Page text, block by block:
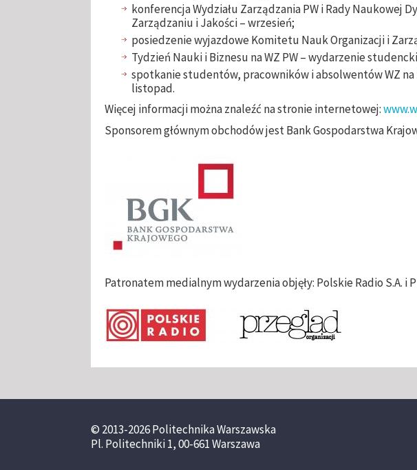
konferencja Wydziału Zarządzania PW i Rady Naukowej
Zarządzaniu i Jakości – wrzesień;
posiedzenie wyjazdowe Komitetu Nauk Organizacji i
Tydzień Nauki i Biznesu na WZ PW – wydarzenie
spotkanie studentów, pracowników i absolwentów WZ
listopad.
Więcej informacji można znaleźć na stronie internetowej:
Sponsorem głównym obchodów jest Bank Gospodarstwa
Patronatem medialnym wydarzenia objęły: Polskie Radio S.A. i
© 2013-2026 Politechnika Warszawska
Pl. Politechniki 1, 00-661 Warszawa